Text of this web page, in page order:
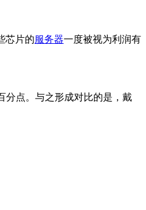
芯片的服务器一度被视为利润有
分点。与之形成对比的是，戴